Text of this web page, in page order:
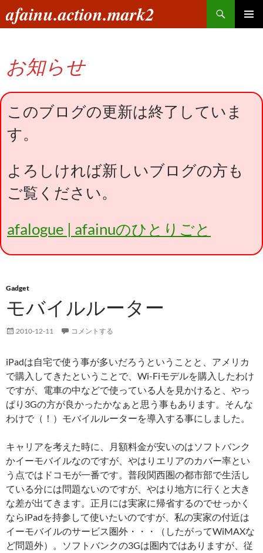
ン
へ
ス
キ
プ
afainu.action.mark2
索
お知らせ
このブログの更新は終了していま
す。
よろしければ新しいブログの方も
ご覧ください。
afalogue | afainuのひとりごと
Gadget
モバイルルーター
2010-12-11 コメントする
iPadは自宅で使う事が多いだろうということと、アメリカ
で購入してきたということで、Wi-Fiモデルを購入したわけ
ですが、電車の中などで使っている人を見かけると、やっ
ぱり3Gの方が良かったかなぁと思う事もあります。そんな
わけで（！）モバイルルーターを導入する事にしました。
キャリアを考えた時に、月額料金が安いのはソフトバンク
かイーモバイルなのですが、やはりエリアのカバー率とい
う点ではドコモが一番です。普段関西圏の都市部で生活し
ている分には問題ないのですが、やはり地方に行くと大き
な差が出てきます。正月には実家に帰省するのでせっかく
ならiPadを持参して使いたいのですが、私の実家の付近は
イーモバイルのサービス圏外・・・（したがってWiMAXな
ど問題外）。ソフトバンクの3Gは圏内ではありますが、従